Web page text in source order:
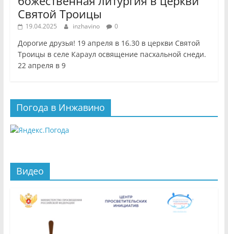
Святой Троицы
19.04.2025 inzhavino 0
Дорогие друзья! 19 апреля в 16.30 в церкви Святой
Троицы в селе Караул освящение пасхальной снеди.
22 апреля в 9
Погода в Инжавино
Видео